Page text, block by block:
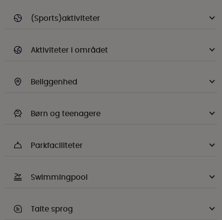
(Sports)aktiviteter
Aktiviteter i området
Beliggenhed
Børn og teenagere
Parkfaciliteter
Swimmingpool
Talte sprog